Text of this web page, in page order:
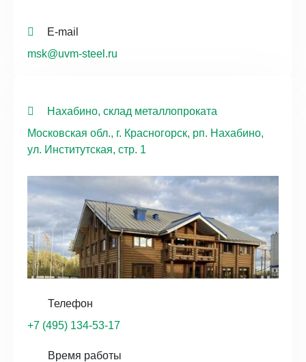
E-mail
msk@uvm-steel.ru
Нахабино, склад металлопроката
Московская обл., г. Красногорск, рп. Нахабино,
ул. Институтская, стр. 1
Телефон
+7 (495) 134-53-17
Время работы